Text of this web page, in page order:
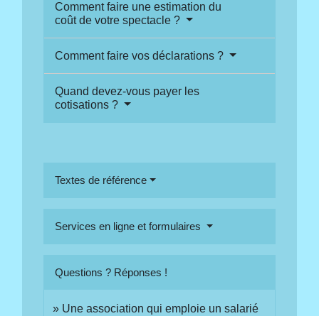
Comment faire une estimation du
coût de votre spectacle ?
Comment faire vos déclarations ?
Quand devez-vous payer les
cotisations ?
Textes de référence
Services en ligne et formulaires
Questions ? Réponses !
Une association qui emploie un salarié